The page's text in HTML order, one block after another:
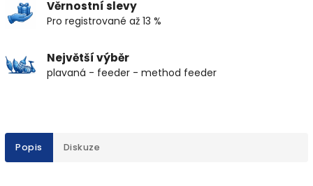
Věrnostní slevy
Pro registrované až 13 %
Největší výběr
plavaná - feeder - method feeder
Popis Diskuze